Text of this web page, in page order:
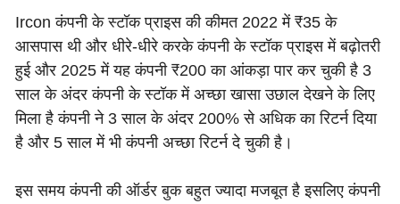
Ircon कंपनी के स्टॉक प्राइस की कीमत 2022 में ₹35 के
आसपास थी और धीरे-धीरे करके कंपनी के स्टॉक प्राइस में बढ़ोतरी
हुई और 2025 में यह कंपनी ₹200 का आंकड़ा पार कर चुकी है 3
साल के अंदर कंपनी के स्टॉक में अच्छा खासा उछाल देखने के लिए
मिला है कंपनी ने 3 साल के अंदर 200% से अधिक का रिटर्न दिया
है और 5 साल में भी कंपनी अच्छा रिटर्न दे चुकी है।
इस समय कंपनी की ऑर्डर बुक बहुत ज्यादा मजबूत है इसलिए कंपनी